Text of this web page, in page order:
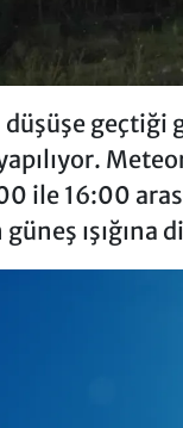
geçtiği
ile 16:00
güneş